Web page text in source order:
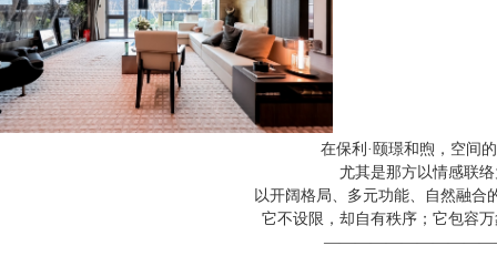
在保利·颐璟和煦，空间
尤其是那方以情感联
以开阔格局、多元功能、自然融合
它不设限，却自有秩序；它包容